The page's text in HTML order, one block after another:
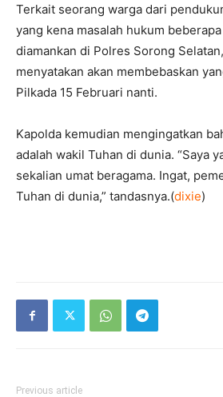
Terkait seorang warga dari
yang kena masalah hukum
diamankan di Polres Sorong
menyatakan akan membebaskan
Pilkada 15 Februari nanti.
Kapolda kemudian mengingatkan
adalah wakil Tuhan di dunia. “Saya
sekalian umat beragama. Ingat,
Tuhan di dunia,” tandasnya.(dixie)
Previous article